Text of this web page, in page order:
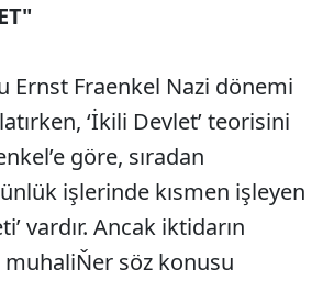
Ernst Fraenkel Nazi dönemi
‘İkili Devlet’ teorisini
göre, sıradan
işlerinde kısmen işleyen
vardır. Ancak iktidarın
muhaliŇer söz konusu